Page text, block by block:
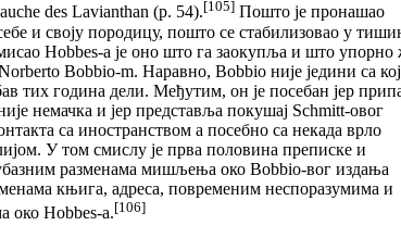
des Lavianthan (р. 54).[105] Пошто је пронашао
и своју породицу, пошто се стабилизовао у
Hobbes-а је оно што га заокупља и што упорно
Bobbio-m. Наравно, Bobbio није једини са
тих година дели. Међутим, он је посебан јер
немачка и јер представља покушај Schmitt-овог
са иностранством а посебно са некада врло
У том смислу је прва половина преписке и
разменама мишљења око Bobbio-вог издања
књига, адреса, повременим неспоразумима и
око Hobbes-а.[106]